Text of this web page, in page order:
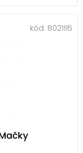
kód: 8021115